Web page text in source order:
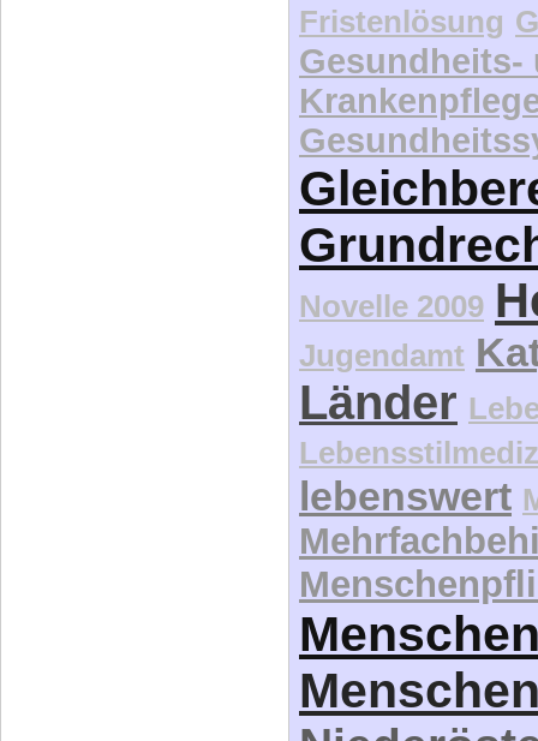
Fristenlösung
Gesundheits-
Novelle 2009
Jugendamt
Länder
lebenswert